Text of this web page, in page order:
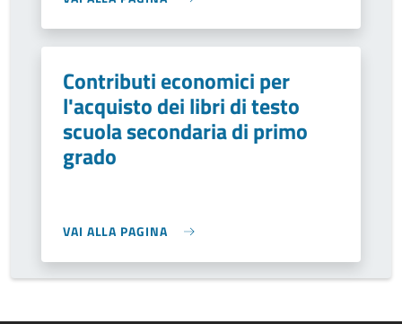
Contributi economici per
l'acquisto dei libri di testo
scuola secondaria di primo
grado
VAI ALLA PAGINA